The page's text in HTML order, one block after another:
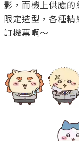
影，而機上供應的
限定造型，各種
訂機票啊～